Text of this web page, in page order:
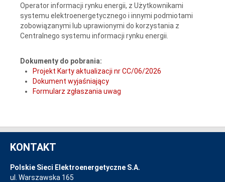
Operator informacji rynku energii, z Użytkownikami
systemu elektroenergetycznego i innymi podmiotami
zobowiązanymi lub uprawionymi do korzystania z
Centralnego systemu informacji rynku energii.
Dokumenty do pobrania:
Projekt Karty aktualizacji nr CC/06/2026
Dokument wyjaśniający
Formularz zgłaszania uwag
KONTAKT
Polskie Sieci Elektroenergetyczne S.A.
ul. Warszawska 165